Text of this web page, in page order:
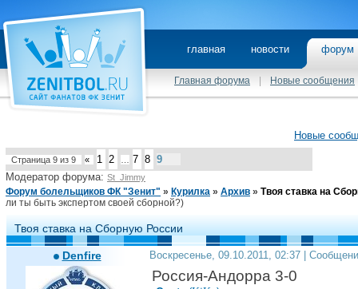
главная новости
Главная форума Новые сообщения
Новые
Страница 9 из 9 « 1 2 7 8 9
Модератор форума: St_Jimmy
Форум болельщиков ФК "Зенит" » Курилка » Архив » Твоя ставка на
ли ты быть экспертом своей сборной?)
Твоя ставка на Сборную России
Denfire Воскресенье, 09.10.2011, 02:37 |
Россия-Андорра 3-0